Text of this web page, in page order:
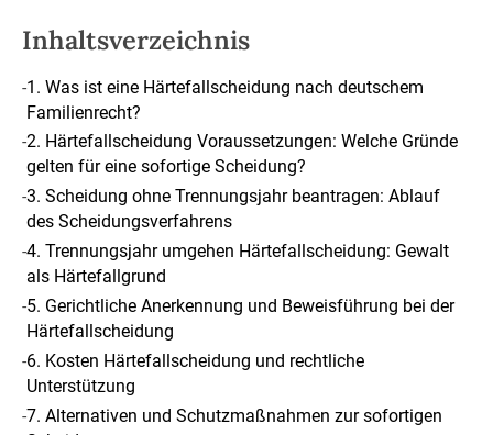
Inhaltsverzeichnis
-1. Was ist eine Härtefallscheidung nach deutschem
Familienrecht?
-2. Härtefallscheidung Voraussetzungen: Welche Gründe
gelten für eine sofortige Scheidung?
-3. Scheidung ohne Trennungsjahr beantragen: Ablauf
des Scheidungsverfahrens
-4. Trennungsjahr umgehen Härtefallscheidung: Gewalt
als Härtefallgrund
-5. Gerichtliche Anerkennung und Beweisführung bei der
Härtefallscheidung
-6. Kosten Härtefallscheidung und rechtliche
Unterstützung
-7. Alternativen und Schutzmaßnahmen zur sofortigen